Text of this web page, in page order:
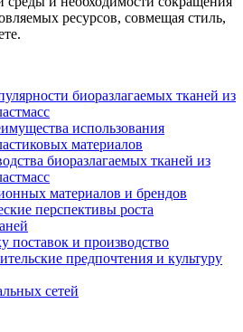
ресурсов, совмещая стиль,
биоразлагаемых тканей из
использования
материалов
биоразлагаемых тканей из
материалов и брендов
перспективы роста
поставок и производство
предпочтения и культуру
сетей